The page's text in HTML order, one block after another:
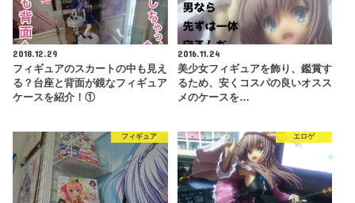
2018.12.29
フィギュアのスカートの中も見え
る？台座と背面が鏡なフィギュア
ケースを紹介！①
2016.11.24
美少女フィギュアを飾り、鑑賞す
るため、安くコスパの良いオスス
メのケースを…
フィギュア エロゲ